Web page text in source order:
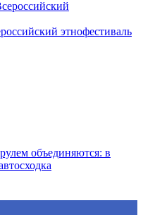
этнофестиваль
объединяются: в